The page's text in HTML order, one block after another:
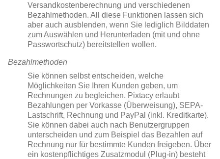
Versandkostenberechnung und verschiedenen
Bezahlmethoden. All diese Funktionen lassen sich
aber auch ausblenden, wenn Sie lediglich Bilddaten
zum Auswählen und Herunterladen (mit und ohne
Passwortschutz) bereitstellen wollen.
Bezahlmethoden
Sie können selbst entscheiden, welche
Möglichkeiten Sie Ihren Kunden geben, um
Rechnungen zu begleichen. Pixtacy erlaubt
Bezahlungen per Vorkasse (Überweisung), SEPA-
Lastschrift, Rechnung und PayPal (inkl. Kreditkarte).
Sie können dabei auch nach Benutzergruppen
unterscheiden und zum Beispiel das Bezahlen auf
Rechnung nur für bestimmte Kunden freigeben. Über
ein kostenpflichtiges Zusatzmodul (Plug-in) besteht